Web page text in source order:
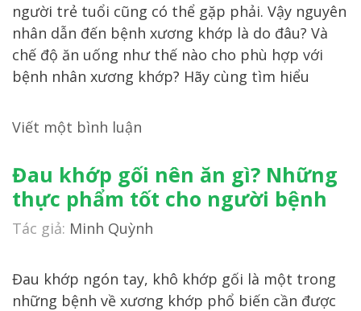
người trẻ tuổi cũng có thể gặp phải. Vậy nguyên
nhân dẫn đến bệnh xương khớp là do đâu? Và
chế độ ăn uống như thế nào cho phù hợp với
bệnh nhân xương khớp? Hãy cùng tìm hiểu
Viết một bình luận
Đau khớp gối nên ăn gì? Những
thực phẩm tốt cho người bệnh
Tác giả: Minh Quỳnh
Đau khớp ngón tay, khô khớp gối là một trong
những bệnh về xương khớp phổ biến cần được